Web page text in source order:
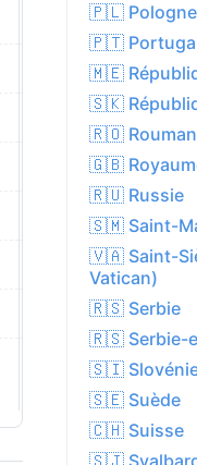
11.2°C
59%
11.9 kph
41.4 mm
7.0
07:00 AM
08:55 PM
Waxing
Crescent
🇵🇱 Pologne
🇵🇹
🇲🇪
🇸🇰
🇷🇴
🇬🇧
🇷🇺 Russie
🇸🇲 Saint-
🇻🇦 Saint-
Vatican)
🇷🇸 Serbie
🇷🇸 Serbie-
🇸🇮
🇸🇪 Suède
🇨🇭 Suisse